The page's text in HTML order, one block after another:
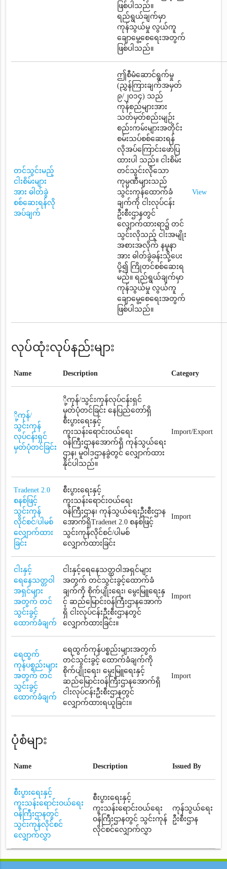
ဖြစ်ပါသည်။
ရည်ရွယ်ချက်မှာ
ကုန်သွယ်မှု လွယ်ကူ
ချောမွေ့စေရေးအတွက်
ဖြစ်ပါသည်။
တင်သွင်းမည့်
ငါးစိမ်းများ
အား ဓါတ်ခွဲ
စစ်ဆေးရန်လို
အပ်ချက်
ဤစီမံဆောင်ရွက်မှု
(ညွှန်ကြားချက်အမှတ်
၉/၂၀၁၄) သည်
ကုန်စည်များအား
သတ်မှတ်စည်းမျဉ်း
စည်းကမ်းများအတိုင်း
စမ်းသပ်စစ်ဆေးရန်
လိုအပ်ကြောင်းဖော်ပြ
ထားပါ သည်။ ငါးစိမ်း
တင်သွင်းလိုသော
ကုမ္ပဏီများသည်
သွင်းကုန်ထောက်ခံ
ချက်ကို ငါးလုပ်ငန်း
ဦးစီးဌာနတွင်
လျှောက်ထားရာ၌ တင်
သွင်းလိုသည့် ငါးအမျိုး
အစားအလိုက် နမူနာ
အား ဓါတ်ခွဲခန်းသို့ပေး
ပို့၍ ကြိုတင်စစ်ဆေးရ
မည်။ ရည်ရွယ်ချက်မှာ
ကုန်သွယ်မှု လွယ်ကူ
ချောမွေ့စေရေးအတွက်
ဖြစ်ပါသည်။
View
လုပ်ထုံးလုပ်နည်းများ
Name Description Category
ို့ကုန်/
သွင်းကုန်
လုပ်ငန်းရှင်
မှတ်ပုံတင်ခြင်း
ို့ကုန်/သွင်းကုန်လုပ်ငန်းရှင်
မှတ်ပုံတင်ခြင်း နေပြည်တော်ရှိ
စီးပွားရေးနှင့်
ကူးသန်းရောင်းဝယ်ရေး
ဝန်ကြီးဌာနအောက်ရှိ ကုန်သွယ်ရေး
ဌာန၊ မူဝါဒဌာနခွဲတွင် လျှောက်ထား
နိုင်ပါသည်။
Import/Export
Tradenet 2.0
စနစ်ဖြင့်
သွင်းကုန်
လိုင်စင်/ပါမစ်
လျှောက်ထား
ခြင်း
စီးပွားရေးနှင့်
ကူးသန်းရောင်းဝယ်ရေး
ဝန်ကြီးဌာန၊ ကုန်သွယ်ရေးဦးစီးဌာန
အောက်ရှိTradenet 2.0 စနစ်ဖြင့်
သွင်းကုန်လိုင်စင်/ပါမစ်
လျှောက်ထားခြင်း
Import
ငါးနှင့်
ရေနေသတ္တဝါ
အရှင်များ
အတွက် တင်
သွင်းခွင့်
ထောက်ခံချက်
ငါးနှင့်ရေနေသတ္တဝါအရှင်များ
အတွက် တင်သွင်းခွင့်ထောက်ခံ
ချက်ကို စိုက်ပျိုးရေး၊ မွေးမြူရေးနှ
င့် ဆည်မြောင်း၀န်ကြီးဌာနအောက်
ရှိ ငါးလုပ်ငန်းဦးစီးဌာနတွင်
လျှောက်ထားခြင်း။
Import
ရေထွက်
ကုန်ပစ္စည်းများ
အတွက် တင်
သွင်းခွင့်
ထောက်ခံချက်
ရေထွက်ကုန်ပစ္စည်းများအတွက်
တင်သွင်းခွင့် ထောက်ခံချက်ကို
စိုက်ပျိုးရေး၊ မွေးမြူရေးနှင့်
ဆည်မြောင်း၀န်ကြီးဌာနအောက်ရှိ
ငါးလုပ်ငန်းဦးစီးဌာနတွင်
လျှောက်ထားရယူခြင်း။
Import
ပုံစံများ
Name Description Issued By
စီးပွားရေးနှင့်
ကူးသန်းရောင်းဝယ်ရေး
ဝန်ကြီးဌာနတွင်
သွင်းကုန်လိုင်စင်
လျှောက်လွှာ
စီးပွားရေးနှင့်
ကူးသန်းရောင်းဝယ်ရေး
ဝန်ကြီးဌာနတွင် သွင်းကုန်
လိုင်စင်လျှောက်လွှာ
ကုန်သွယ်ရေး
ဦးစီးဌာန